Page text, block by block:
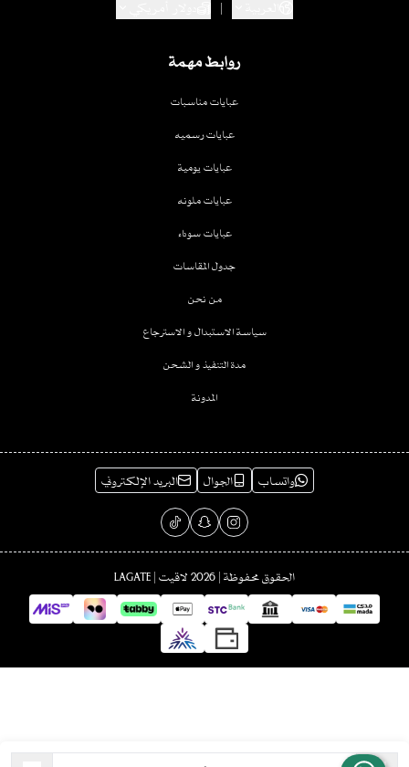
روابط مهمة
عبايات مناسبات
عبايات رسميه
عبايات يومية
عبايات ملونه
عبايات سوداء
جدول المقاسات
من نحن
سياسة الاستبدال و الاسترجاع
مدة التنفيذ و الشحن
المدونة
|
واتساب الجوال البريد الإلكتروني
الحقوق محفوظة | 2026 لاقيت | LAGATE